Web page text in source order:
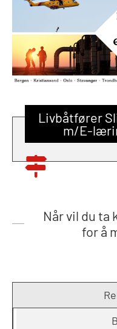
Livbåtfører
m/E-
Når vil du ta
for å